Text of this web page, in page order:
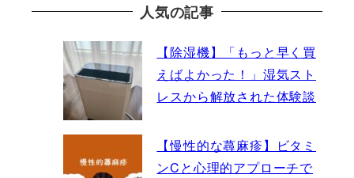
人気の記事
【除湿機】「もっと早く買
えばよかった！」湿気スト
レスから解放された体験談
【慢性的な蕁麻疹】ビタミ
ンCと心理的アプローチで